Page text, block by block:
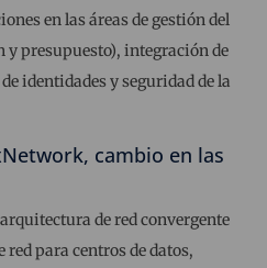
en las áreas de gestión del
presupuesto), integración de
identidades y seguridad de la
cambio en las
de red convergente
para centros de datos,